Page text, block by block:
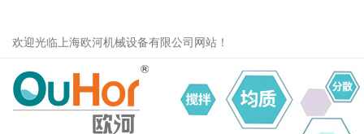
欢迎光临上海欧河机械设备有限公司网站！